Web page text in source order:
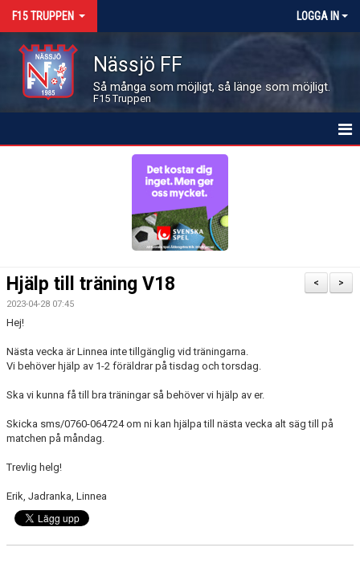
F15 TRUPPEN LOGGA IN
Nässjö FF
Så många som möjligt, så länge som möjligt.
F15 Truppen
LEDARE OCH SPELARE
DOKUMENT
>
<
Hjälp till träning V18
2023-04-28 07:45
Hej!
Nästa vecka är Linnea inte tillgänglig vid träningarna.
Vi behöver hjälp av 1-2 föräldrar på tisdag och torsdag.
Ska vi kunna få till bra träningar så behöver vi hjälp av er.
Skicka sms/0760-064724 om ni kan hjälpa till nästa vecka alt säg till på
matchen på måndag.
Trevlig helg!
Erik, Jadranka, Linnea